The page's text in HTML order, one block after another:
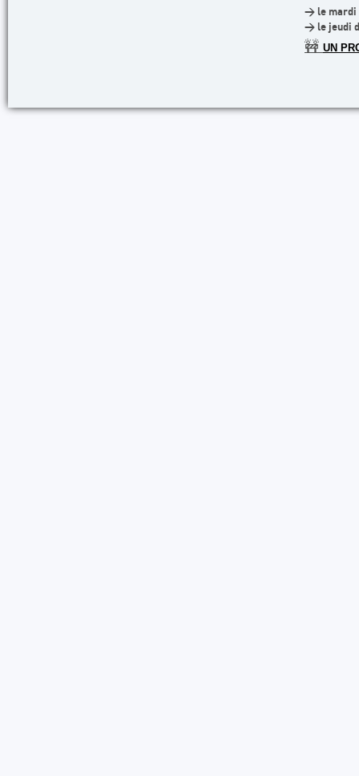
> le mardi
> le jeudi
🚧 UN